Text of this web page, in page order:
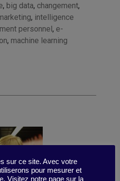
, big data, changement,
, intelligence
personnel, e-
, machine learning
sur ce site. Avec votre
pour mesurer et
Visitez notre page sur la